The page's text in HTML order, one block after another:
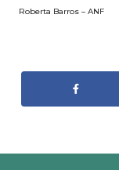
Roberta Barros – ANF